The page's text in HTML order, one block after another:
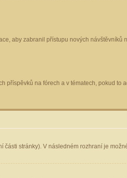
aby zabranil přístupu nových návštěvníků
příspěvků na fórech a v tématech, pokud to
části stránky). V následném rozhraní je